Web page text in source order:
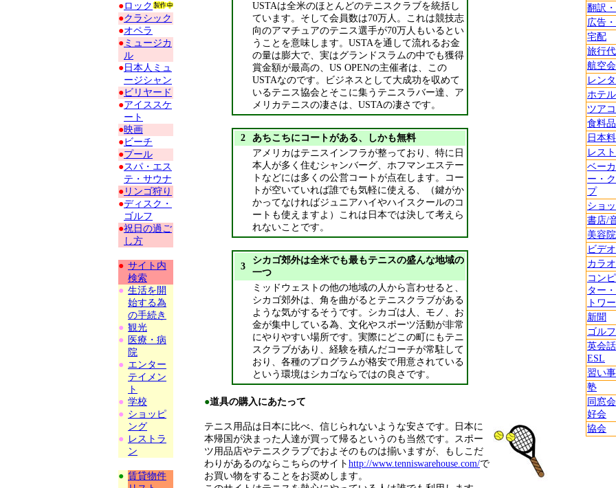
翻訳
広告
宅配
旅行
航空
レン
ホテル
ツア
食料
日本
レス
ベー
ー・
プ
ショ
書店/
美容院
ビデ
カラ
コン
ター
トワ
新聞
ゴル
英会話
ESL
習い事
塾
同窓
好会
協会
●ロック
●クラシック
●オペラ
● ミュージカ
ル
● 日本人ミュ
ージシャン
●ビリヤード
●アイススケ
ート
●映画
●ビーチ
●プール
●スパ・エス
テ・サウナ
● リンゴ狩り
●ディスク・
ゴルフ
●祝日の過ご
し方
● サイト内
検索
● 生活を開
始する為
の手続き
● 観光
●
医療・病
院
● エンター
テイメン
ト
● 学校
● ショッピ
ング
● レストラ
ン
● 賃貸物件
USTAは全米のほとんどのテニスクラブを統括し
ています。そして会員数は70万人。これは競技志
向のアマチュアのテニス選手が70万人もいるとい
うことを意味します。USTAを通して流れるお金
の量は膨大で、実はグランドスラムの中でも獲得
賞金額が最高の、US OPENの主催者は、この
USTAなのです。ビジネスとして大成功を収めて
いるテニス協会とそこに集うテニスラバー達、ア
メリカテニスの凄さは、USTAの凄さです。
2
あちこちにコートがある、しかも無料
アメリカはテニスインフラが整っており、特に日
本人が多く住むシャンバーグ、ホフマンエステー
トなどには多くの公営コートが点在します。コー
トが空いていれば誰でも気軽に使える、（鍵がか
かってなければジュニアハイやハイスクールのコ
ートも使えますよ）これは日本では決して考えら
れないことです。
3
シカゴ郊外は全米でも最もテニスの盛んな地域の
一つ
ミッドウェストの他の地域の人から言わせると、
シカゴ郊外は、角を曲がるとテニスクラブがある
ような気がするそうです。シカゴは人、モノ、お
金が集中している為、文化やスポーツ活動が非常
にやりやすい場所です。実際にどこの町にもテニ
スクラブがあり、経験を積んだコーチが常駐して
おり、各種のプログラムが格安で用意されている
という環境はシカゴならではの良さです。
●道具の購入にあたって
テニス用品は日本に比べ、信じられないような安さです。日本に
本帰国が決まった人達が買って帰るというのも当然です。スポー
ツ用品店やテニスクラブでおよそのものは揃いますが、もしこだ
わりがあるのならこちらのサイト http://www.tenniswarehouse.com/で
お買い物をすることをお奨めします。